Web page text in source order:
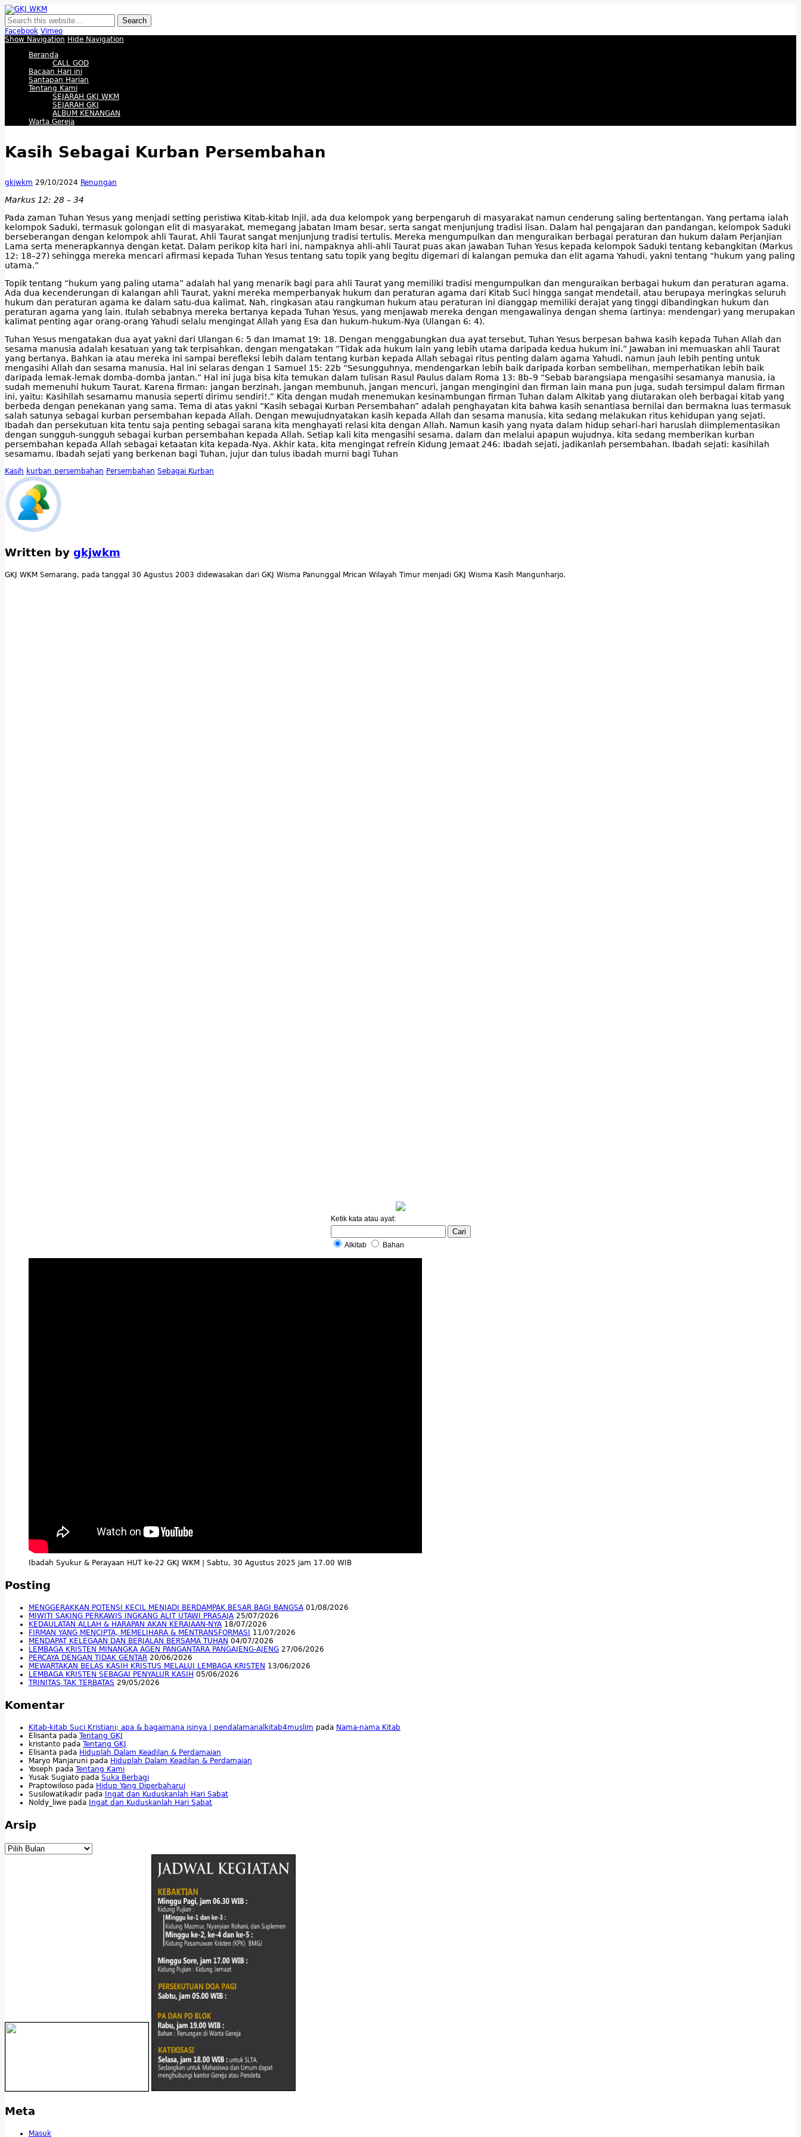
Membangun Gereja Kokoh melalui Pelayanan Holistik, Teknologi, dan Budaya Apresiatif
Facebook Vimeo
Show Navigation Hide Navigation
Beranda
CALL GOD
Bacaan Hari ini
Santapan Harian
Tentang Kami
SEJARAH GKJ WKM
SEJARAH GKJ
ALBUM KENANGAN
Warta Gereja
Kasih Sebagai Kurban Persembahan
gkjwkm 29/10/2024 Renungan
Markus 12: 28 – 34
Pada zaman Tuhan Yesus yang menjadi setting peristiwa Kitab-kitab Injil, ada dua kelompok yang berpengaruh di masyarakat namun cenderung saling bertentangan. Yang pertama ialah
kelompok Saduki, termasuk golongan elit di masyarakat, memegang jabatan Imam besar, serta sangat menjunjung tradisi lisan. Dalam hal pengajaran dan pandangan, kelompok Saduki
berseberangan dengan kelompok ahli Taurat. Ahli Taurat sangat menjunjung tradisi tertulis. Mereka mengumpulkan dan menguraikan berbagai peraturan dan hukum dalam Perjanjian
Lama serta menerapkannya dengan ketat. Dalam perikop kita hari ini, nampaknya ahli-ahli Taurat puas akan jawaban Tuhan Yesus kepada kelompok Saduki tentang kebangkitan (Markus
12: 18–27) sehingga mereka mencari afirmasi kepada Tuhan Yesus tentang satu topik yang begitu digemari di kalangan pemuka dan elit agama Yahudi, yakni tentang “hukum yang paling
utama.”
Topik tentang “hukum yang paling utama” adalah hal yang menarik bagi para ahli Taurat yang memiliki tradisi mengumpulkan dan menguraikan berbagai hukum dan peraturan agama.
Ada dua kecenderungan di kalangan ahli Taurat, yakni mereka memperbanyak hukum dan peraturan agama dari Kitab Suci hingga sangat mendetail, atau berupaya meringkas seluruh
hukum dan peraturan agama ke dalam satu-dua kalimat. Nah, ringkasan atau rangkuman hukum atau peraturan ini dianggap memiliki derajat yang tinggi dibandingkan hukum dan
peraturan agama yang lain. Itulah sebabnya mereka bertanya kepada Tuhan Yesus, yang menjawab mereka dengan mengawalinya dengan shema (artinya: mendengar) yang merupakan
kalimat penting agar orang-orang Yahudi selalu mengingat Allah yang Esa dan hukum-hukum-Nya (Ulangan 6: 4).
Tuhan Yesus mengatakan dua ayat yakni dari Ulangan 6: 5 dan Imamat 19: 18. Dengan menggabungkan dua ayat tersebut, Tuhan Yesus berpesan bahwa kasih kepada Tuhan Allah dan
sesama manusia adalah kesatuan yang tak terpisahkan, dengan mengatakan “Tidak ada hukum lain yang lebih utama daripada kedua hukum ini.” Jawaban ini memuaskan ahli Taurat
yang bertanya. Bahkan ia atau mereka ini sampai berefleksi lebih dalam tentang kurban kepada Allah sebagai ritus penting dalam agama Yahudi, namun jauh lebih penting untuk
mengasihi Allah dan sesama manusia. Hal ini selaras dengan 1 Samuel 15: 22b “Sesungguhnya, mendengarkan lebih baik daripada korban sembelihan, memperhatikan lebih baik
daripada lemak-lemak domba-domba jantan.” Hal ini juga bisa kita temukan dalam tulisan Rasul Paulus dalam Roma 13: 8b–9 “Sebab barangsiapa mengasihi sesamanya manusia, ia
sudah memenuhi hukum Taurat. Karena firman: jangan berzinah, jangan membunuh, jangan mencuri, jangan mengingini dan firman lain mana pun juga, sudah tersimpul dalam firman
ini, yaitu: Kasihilah sesamamu manusia seperti dirimu sendiri!.” Kita dengan mudah menemukan kesinambungan firman Tuhan dalam Alkitab yang diutarakan oleh berbagai kitab yang
berbeda dengan penekanan yang sama. Tema di atas yakni “Kasih sebagai Kurban Persembahan” adalah penghayatan kita bahwa kasih senantiasa bernilai dan bermakna luas termasuk
salah satunya sebagai kurban persembahan kepada Allah. Dengan mewujudnyatakan kasih kepada Allah dan sesama manusia, kita sedang melakukan ritus kehidupan yang sejati.
Ibadah dan persekutuan kita tentu saja penting sebagai sarana kita menghayati relasi kita dengan Allah. Namun kasih yang nyata dalam hidup sehari-hari haruslah diimplementasikan
dengan sungguh-sungguh sebagai kurban persembahan kepada Allah. Setiap kali kita mengasihi sesama, dalam dan melalui apapun wujudnya, kita sedang memberikan kurban
persembahan kepada Allah sebagai ketaatan kita kepada-Nya. Akhir kata, kita mengingat refrein Kidung Jemaat 246: Ibadah sejati, jadikanlah persembahan. Ibadah sejati: kasihilah
sesamamu. Ibadah sejati yang berkenan bagi Tuhan, jujur dan tulus ibadah murni bagi Tuhan
Kasih kurban persembahan Persembahan Sebagai Kurban
Written by gkjwkm
GKJ WKM Semarang, pada tanggal 30 Agustus 2003 didewasakan dari GKJ Wisma Panunggal Mrican Wilayah Timur menjadi GKJ Wisma Kasih Mangunharjo.
Ketik kata atau ayat:
Alkitab Bahan
Ibadah Syukur & Perayaan HUT ke-22 GKJ WKM | Sabtu, 30 Agustus 2025 jam 17.00 WIB
Posting
MENGGERAKKAN POTENSI KECIL MENJADI BERDAMPAK BESAR BAGI BANGSA 01/08/2026
MIWITI SAKING PERKAWIS INGKANG ALIT UTAWI PRASAJA 25/07/2026
KEDAULATAN ALLAH & HARAPAN AKAN KERAJAAN-NYA 18/07/2026
FIRMAN YANG MENCIPTA, MEMELIHARA & MENTRANSFORMASI
11/07/2026
MENDAPAT KELEGAAN DAN BERJALAN BERSAMA TUHAN 04/07/2026
LEMBAGA KRISTEN MINANGKA AGEN PANGANTARA PANGAJENG-AJENG 27/06/2026
PERCAYA DENGAN TIDAK GENTAR 20/06/2026
MEWARTAKAN BELAS KASIH KRISTUS MELALUI LEMBAGA KRISTEN 13/06/2026
LEMBAGA KRISTEN SEBAGAI PENYALUR KASIH 05/06/2026
TRINITAS TAK TERBATAS 29/05/2026
Komentar
Kitab-kitab Suci Kristiani; apa & bagaimana isinya | pendalamanalkitab4muslim pada Nama-nama Kitab
Elisanta pada Tentang GKJ
kristanto pada Tentang GKJ
Elisanta pada Hiduplah Dalam Keadilan & Perdamaian
Maryo Manjaruni pada Hiduplah Dalam Keadilan & Perdamaian
Yoseph pada Tentang Kami
Yusak Sugiato pada Suka Berbagi
Praptowiloso pada Hidup Yang Diperbaharui
Susilowatikadir pada
Ingat dan Kuduskanlah Hari Sabat
Noldy_liwe pada Ingat dan Kuduskanlah Hari Sabat
Arsip
Arsip
Meta
Masuk